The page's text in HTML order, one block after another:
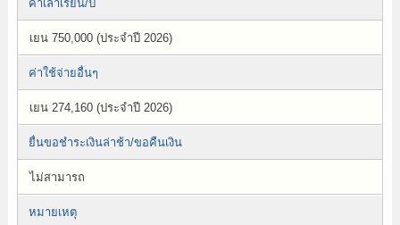
ค่าเล่าเรียน/ปี
เยน 750,000 (ประจำปี 2026)
ค่าใช้จ่ายอื่นๆ
เยน 274,160 (ประจำปี 2026)
ยื่นขอชำระเงินล่าช้า/ขอคืนเงิน
ไม่สามารถ
หมายเหตุ